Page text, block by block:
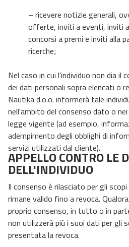
– ricevere notizie generali,
offerte, inviti a eventi, inviti
concorsi a premi e inviti alla
ricerche;
Nel caso in cui l'individuo non dia il
dei dati personali sopra elencati o
Nautika d.o.o. informerà tale
nell'ambito del consenso dato o
legge vigente (ad esempio,
adempimento degli obblighi di
servizi utilizzati dal cliente).
APPELLO CONTRO LE
DELL'INDIVIDUO
Il consenso è rilasciato per gli
rimane valido fino a revoca.
proprio consenso, in tutto o in
non utilizzerà più i suoi dati per gli
presentata la revoca.